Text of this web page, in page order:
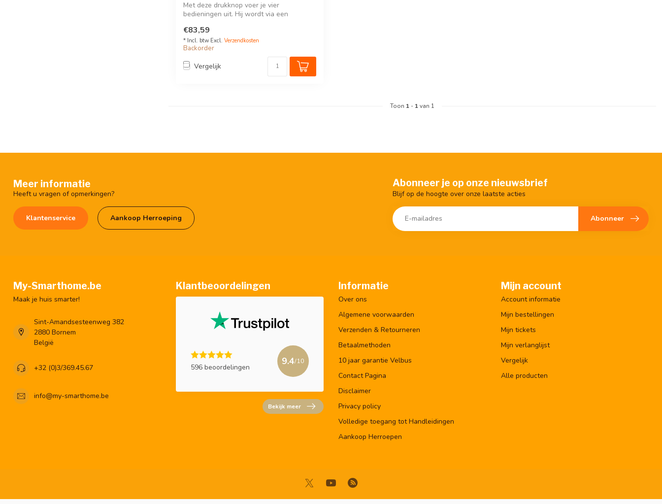
Met deze drukknop voer je vier
bedieningen uit. Hij wordt via een
€83,59
* Incl. btw Excl. Verzendkosten
Backorder
Vergelijk
Toon 1 - 1van 1
Meer informatie
Heeft u vragen of opmerkingen?
Klantenservice Aankoop Herroeping
Abonneer je op onze nieuwsbrief
Blijf op de hoogte over onze laatste acties
Abonneer
My-Smarthome.be
Maak je huis smarter!
Sint-Amandsesteenweg 382
2880 Bornem
België
+32 (0)3/369.45.67
info@my-smarthome.be
Klantbeoordelingen
596 beoordelingen
9.4/10
Bekijk meer
Informatie
Over ons
Algemene voorwaarden
Verzenden & Retourneren
Betaalmethoden
10 jaar garantie Velbus
Contact Pagina
Disclaimer
Privacy policy
Volledige toegang tot Handleidingen
Aankoop Herroepen
Mijn account
Account informatie
Mijn bestellingen
Mijn tickets
Mijn verlanglijst
Vergelijk
Alle producten